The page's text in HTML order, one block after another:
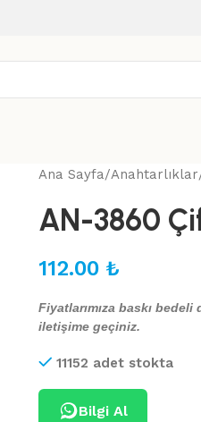
Ana Sayfa Anahtarlıklar
AN-3860
112.00 ₺
Fiyatlarımıza baskı
iletişime geçiniz.
11152 adet stokta
Bilgi Al